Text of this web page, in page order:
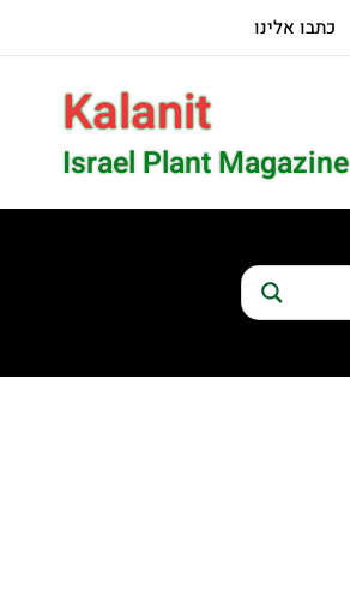
כתבו אלינו
Kalanit
Israel Plant Magazine